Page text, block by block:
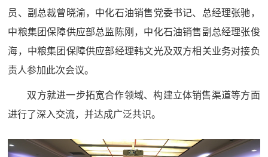
员、副总裁曾晓渝，中化石油销售党委书记、总经理张驰，
中粮集团保障供应部总监陈刚，中化石油销售副总经理张俊
海，中粮集团保障供应部经理韩文光及双方相关业务对接负
责人参加此次会议。
双方就进一步拓宽合作领域、构建立体销售渠道等方面
进行了深入交流，并达成广泛共识。